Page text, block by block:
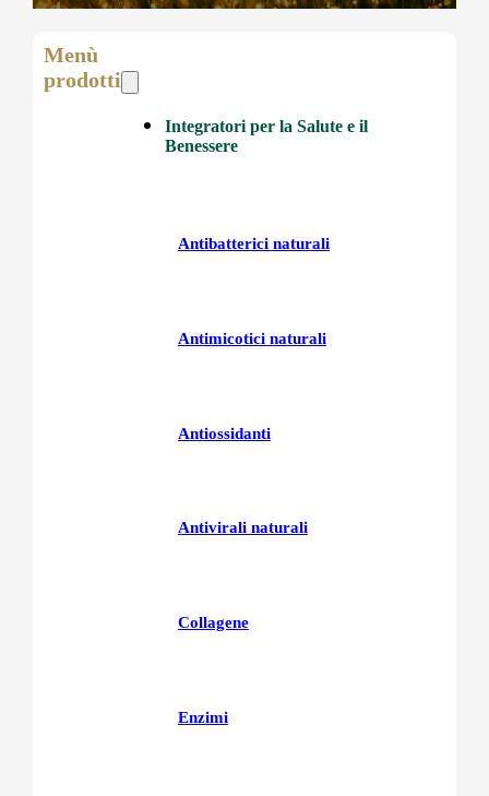
Menù
prodotti
Integratori per la Salute e il
Benessere
Antibatterici naturali
Antimicotici naturali
Antiossidanti
Antivirali naturali
Collagene
Enzimi